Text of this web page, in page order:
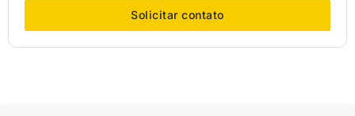
Solicitar contato